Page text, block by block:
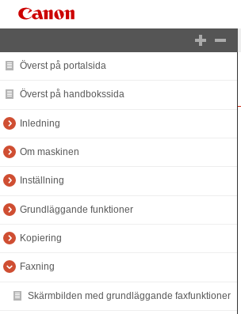
Överst på portalsida
Överst på handbokssida
Inledning
Om maskinen
Inställning
Grundläggande funktioner
Kopiering
Faxning
Skärmbilden med grundläggande faxfunktioner